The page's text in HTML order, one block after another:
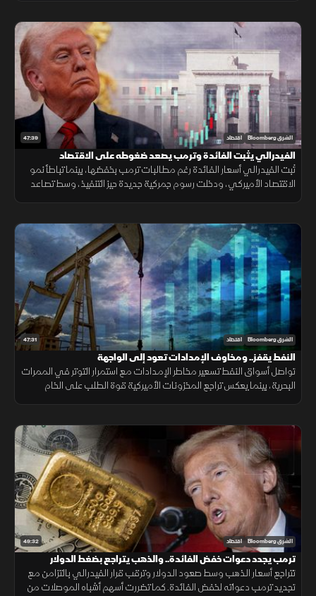
47:39 الشرق Bloomberg اقتصاد
الفيدرالي يثبت الفائدة وترمب يصعد ضغوطه على الاقتصاد
ثبت الفيدرالي أسعار الفائدة رغم مطالبات ترمب بخفضها، بينما تباطأ نمو
الاقتصاد الأميركي، ودخلت رسوم جمركية جديدة حيز التنفيذ، وسط تصاعد
47:31 الشرق Bloomberg اقتصاد
النفط يقفز.. ومخاوف الإمدادات تعود إلى الواجهة
تواصل أسواق النفط تسعير مخاطر الإمدادات مع استمرار التوتر في الممرات
البحرية، بينما يعكس تراجع المخزونات الأميركية قوة الطلب على الخام
49:32 الشرق Bloomberg اقتصاد
ترمب يجدد دعوات خفض الفائدة.. والذهب يتراجع بضغط الدولار
تتراجع أسعار الذهب وسط صعود الدولار وترقب قرار الفيدرالي بالتزامن مع
تجديد ترمب دعواته لخفض الفائدة. كما تضررت أسهم أشباه الموصلات من